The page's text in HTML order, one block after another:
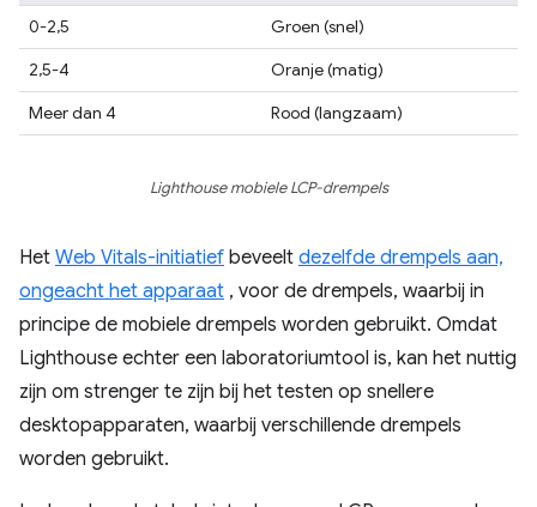
0-2,5
Groen (snel)
2,5-4
Oranje (matig)
Meer dan 4
Rood (langzaam)
Lighthouse mobiele LCP-drempels
Het Web Vitals-initiatief beveelt dezelfde drempels aan,
ongeacht het apparaat , voor de drempels, waarbij in
principe de mobiele drempels worden gebruikt. Omdat
Lighthouse echter een laboratoriumtool is, kan het nuttig
zijn om strenger te zijn bij het testen op snellere
desktopapparaten, waarbij verschillende drempels
worden gebruikt.